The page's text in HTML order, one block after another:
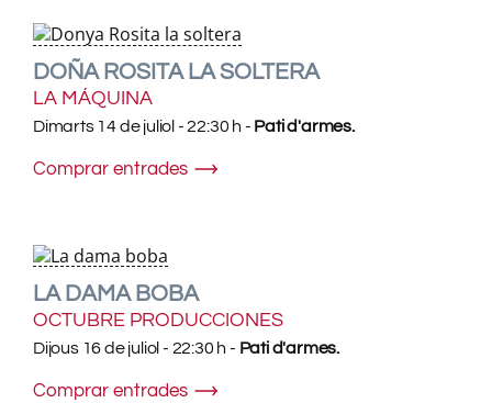
DOÑA ROSITA LA SOLTERA
LA MÁQUINA
Dimarts 14 de juliol - 22:30 h - Pati d'armes.
Comprar entrades
LA DAMA BOBA
OCTUBRE PRODUCCIONES
Dijous 16 de juliol - 22:30 h - Pati d'armes.
Comprar entrades